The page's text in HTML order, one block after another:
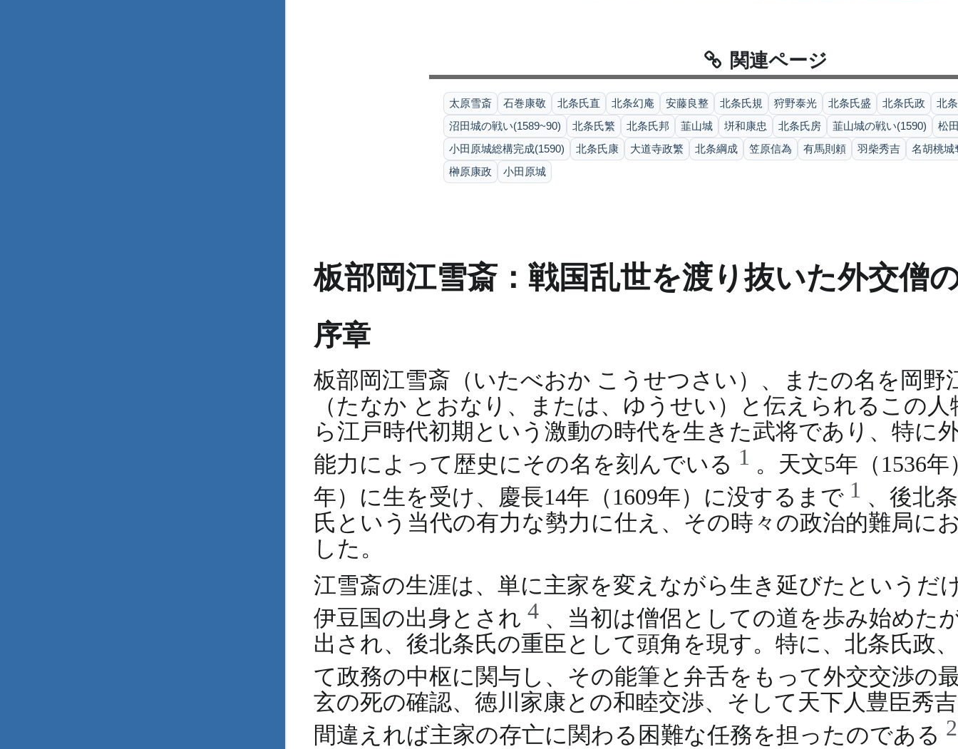
関連ページ
太原雪斎 石巻康敬 北条氏直 北条幻庵 安藤良整 北条氏規 狩野泰光 北条氏盛 北条氏政
北
沼田城の戦い(1589~90)
北条氏繁 北条氏邦 韮山城 垪和康忠 北条氏房 韮山城の戦い(1590)
松
小田原城総構完成(1590)
北条氏康 大道寺政繁 北条綱成 笠原信為 有馬則頼 羽柴秀吉
名胡桃城
榊原康政
小田原城
板部岡江雪斎：戦国乱世を渡り抜いた外交僧
序章
板部岡江雪斎（いたべおか こうせつさい）、またの名を岡野
（たなか とおなり、または、ゆうせい）と伝えられるこの
ら江戸時代初期という激動の時代を生きた武将であり、特に
能力によって歴史にその名を刻んでいる 1 。天文5年（1536
年）に生を受け、慶長14年（1609年）に没するまで 1 、後北
氏という当代の有力な勢力に仕え、その時々の政治的難局に
した。
江雪斎の生涯は、単に主家を変えながら生き延びたというだ
伊豆国の出身とされ 4 、当初は僧侶としての道を歩み始めた
出され、後北条氏の重臣として頭角を現す。特に、北条氏政
て政務の中枢に関与し、その能筆と弁舌をもって外交交渉の
玄の死の確認、徳川家康との和睦交渉、そして天下人豊臣秀
間違えれば主家の存亡に関わる困難な任務を担ったのである